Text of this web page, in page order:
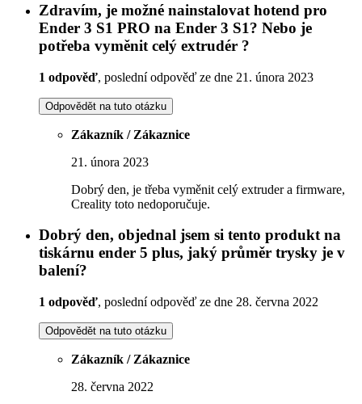
Zdravím, je možné nainstalovat hotend pro
Ender 3 S1 PRO na Ender 3 S1? Nebo je
potřeba vyměnit celý extrudér ?
1 odpověď, poslední odpověď ze dne 21. února 2023
Odpovědět na tuto otázku
Zákazník / Zákaznice
21. února 2023
Dobrý den, je třeba vyměnit celý extruder a firmware,
Creality toto nedoporučuje.
Dobrý den, objednal jsem si tento produkt na
tiskárnu ender 5 plus, jaký průměr trysky je v
balení?
1 odpověď, poslední odpověď ze dne 28. června 2022
Odpovědět na tuto otázku
Zákazník / Zákaznice
28. června 2022